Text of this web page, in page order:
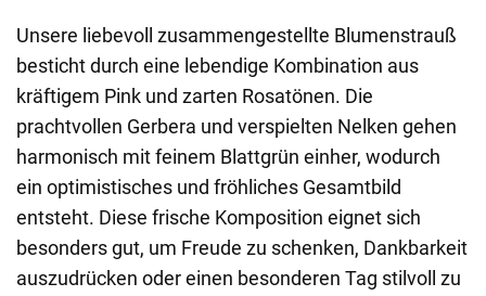
Unsere liebevoll zusammengestellte Blumenstrauß
besticht durch eine lebendige Kombination aus
kräftigem Pink und zarten Rosatönen. Die
prachtvollen Gerbera und verspielten Nelken gehen
harmonisch mit feinem Blattgrün einher, wodurch
ein optimistisches und fröhliches Gesamtbild
entsteht. Diese frische Komposition eignet sich
besonders gut, um Freude zu schenken, Dankbarkeit
auszudrücken oder einen besonderen Tag stilvoll zu